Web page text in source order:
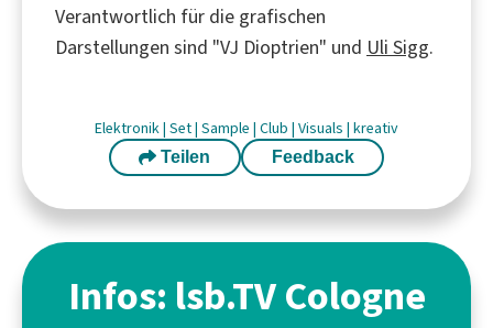
Verantwortlich für die grafischen
Darstellungen sind "VJ Dioptrien" und Uli Sigg.
Elektronik| Set| Sample | Club | Visuals | kreativ
Teilen Feedback
Infos: lsb.TV Cologne